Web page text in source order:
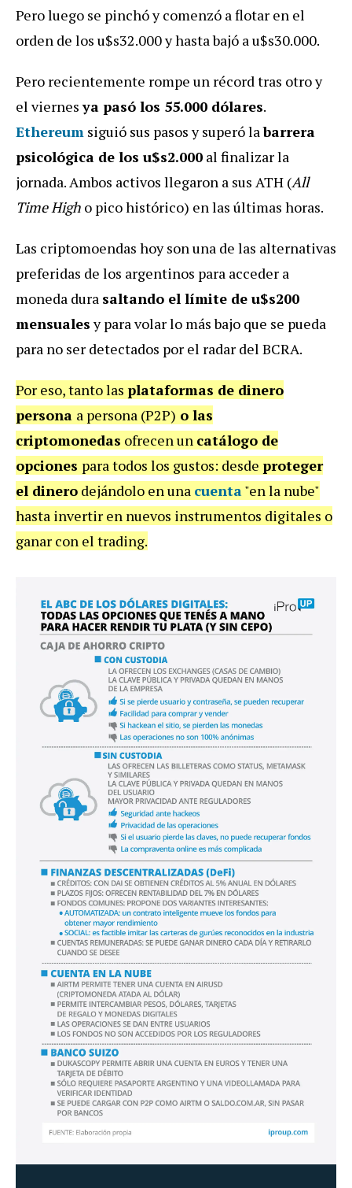
Pero luego se pinchó y comenzó a flotar en el
orden de los u$s32.000 y hasta bajó a u$s30.000.
Pero recientemente rompe un récord tras otro y
el viernesya pasó los 55.000 dólares.
Ethereum siguió sus pasos y superó labarrera
psicológica de los u$s2.000 al finalizar la
jornada. Ambos activos llegaron a sus ATH (All
Time High o pico histórico) en las últimas horas.
Las criptomoendas hoy son una de las alternativas
preferidas de los argentinos para acceder a
moneda dura saltando el límite de u$s200
mensualesy para volar lo más bajo que se pueda
para no ser detectados por el radar del BCRA.
Por eso, tanto las plataformas de dinero
persona a persona (P2P) o las
criptomonedas ofrecen un catálogo de
opciones para todos los gustos: desde proteger
el dinero dejándolo en una cuenta"en la nube"
hasta invertir en nuevos instrumentos digitales o
ganar con el trading.